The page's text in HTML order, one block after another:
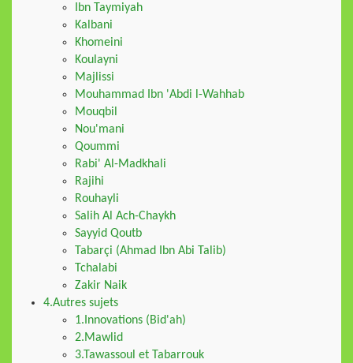
Ibn Taymiyah
Kalbani
Khomeini
Koulayni
Majlissi
Mouhammad Ibn 'Abdi l-Wahhab
Mouqbil
Nou'mani
Qoummi
Rabi' Al-Madkhali
Rajihi
Rouhayli
Salih Al Ach-Chaykh
Sayyid Qoutb
Tabarçi (Ahmad Ibn Abi Talib)
Tchalabi
Zakir Naik
4.Autres sujets
1.Innovations (Bid'ah)
2.Mawlid
3.Tawassoul et Tabarrouk